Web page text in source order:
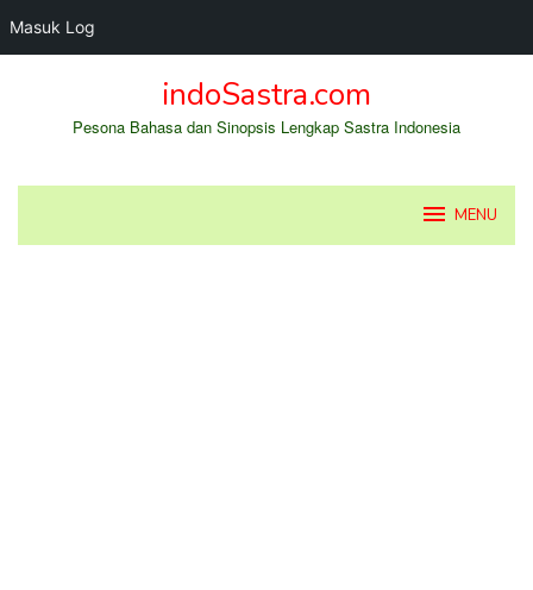
Masuk Log
indoSastra.com
Pesona Bahasa dan Sinopsis Lengkap Sastra Indonesia
MENU